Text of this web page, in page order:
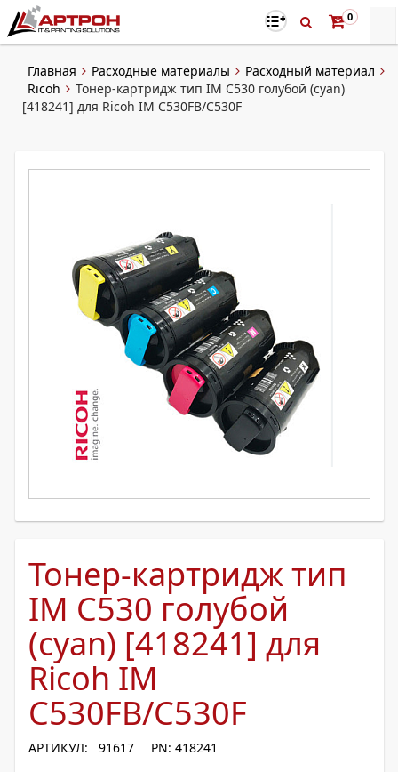
0
Главная Расходные материалы
Расходный материал
Ricoh
Тонер-картридж тип IM C530 голубой (cyan)
[418241] для Ricoh IM C530FB/C530F
Тонер-картридж тип
IM C530 голубой
(cyan) [418241] для
Ricoh IM
C530FB/C530F
АРТИКУЛ: 91617 PN: 418241